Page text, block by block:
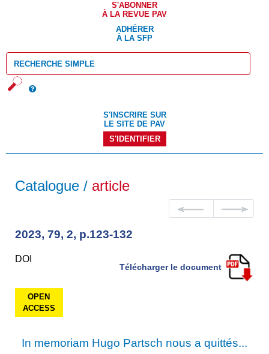
S'ABONNER
À LA REVUE PAV
ADHÉRER
À LA SFP
S'INSCRIRE SUR
LE SITE DE PAV
S'IDENTIFIER
Catalogue / article
2023, 79, 2, p.123-132
DOI
Télécharger le document
OPEN
ACCESS
In memoriam Hugo Partsch nous a quittés...